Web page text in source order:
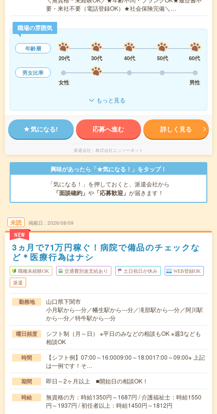
要・来社不要（電話登録OK）★社会保険完備＼…
職場の雰囲気
年齢層
20代
30代 40代 50代
60代
男女比率
女性
男性
もっと見る
気になる! 応募へ進む 詳しく見る
派遣会社 株式会社ニッソーネット
興味があったら「★気になる！」をタップ！
「気になる！」を押しておくと、派遣会社から
「面談確約」 や 「応募歓迎」 が届きます！
未読
NEW
掲載日 2026/08/09
3ヵ月で71万円稼ぐ！病院で備品のチェックな
ど＊医療行為はナシ
職種未経験OK 交通費別途支給あり 土日祝日が休み WEB登録OK
派遣
勤務地
山口県下関市
小月駅から---分／幡生駅から---分／滝部駅から---分／阿川駅
から---分／特牛駅から---分
曜日頻度
シフト制（月～日） ※平日のみなどの相談もOK ※週3なども
相談OK
時間
【シフト例】07:00～16:0009:00～18:0017:00～09:00※ 上記
は一例です！そ…
期間 即日～2ヶ月以上 ■開始日の相談OK！
時給
無資格の方：時給1350円～1687円 / 介護福祉士：時給1550
円～1937円 / 初任者以上：時給1450円～1812円